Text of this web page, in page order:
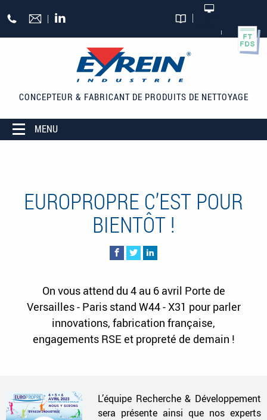
+33
(0)5
MARCHAND
CONCEPTEUR & FABRICANT DE PRODUITS DE NETTOYAGE
MENU
EUROPROPRE C’EST POUR
BIENTÔT !
On vous attend du 4 au 6 avril Porte de
Versailles - Paris stand W44 - X31 pour parler
innovations, fabrication française,
engagements RSE et propreté de demain !
L’équipe Recherche & Développement
sera présente ainsi que nos experts